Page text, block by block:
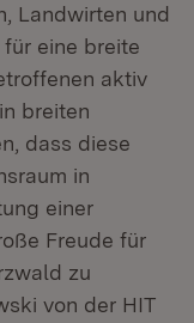
Landwirten und
eine breite
aktiv
breiten
dass diese
in
einer
Freude für
zu
von der HIT